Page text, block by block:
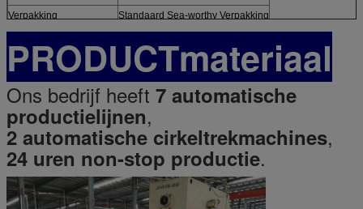
Verpakking
Standaard Sea-worthy Verpakking
PRODUCTmateriaal
Ons bedrijf heeft 7 automatische
productielijnen,
2 automatische cirkeltrekmachines,
24 uren non-stop productie.